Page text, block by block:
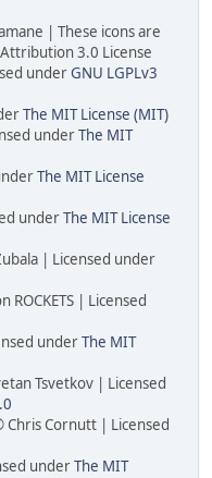
| These icons are
3.0 License
underGNU LGPLv3
The MIT License (MIT)
underThe MIT
The MIT License
underThe MIT License
| Licensed under
ROCKETS | Licensed
underThe MIT
Tsvetkov | Licensed
Chris Cornutt | Licensed
underThe MIT